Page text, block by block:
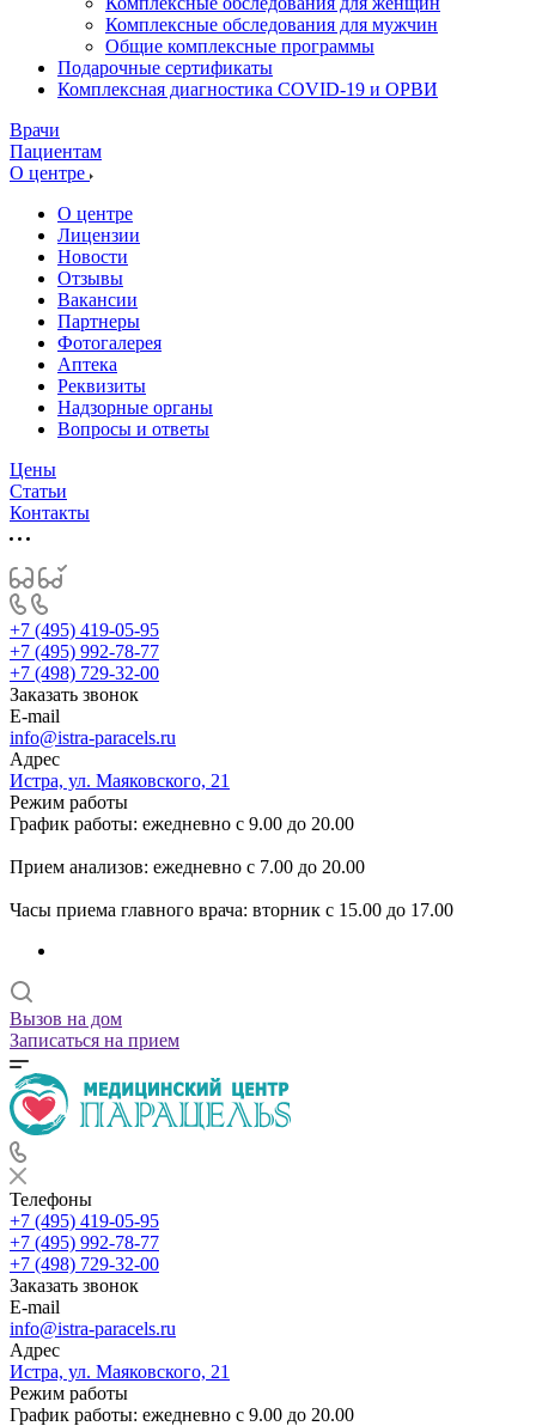
Комплексные обследования для мужчин
Общие комплексные программы
Подарочные сертификаты
Комплексная диагностика COVID-19 и ОРВИ
Врачи
Пациентам
О центре
О центре
Лицензии
Новости
Отзывы
Вакансии
Партнеры
Фотогалерея
Аптека
Реквизиты
Надзорные органы
Вопросы и ответы
Цены
Статьи
Контакты
+7 (495) 419-05-95
+7 (495) 992-78-77
+7 (498) 729-32-00
Заказать звонок
E-mail
info@istra-paracels.ru
Адрес
Истра, ул. Маяковского, 21
Режим работы
График работы: ежедневно с 9.00 до 20.00
Прием анализов: ежедневно с 7.00 до 20.00
Часы приема главного врача: вторник с 15.00 до 17.00
Вызов на дом
Записаться на прием
Телефоны
+7 (495) 419-05-95
+7 (495) 992-78-77
+7 (498) 729-32-00
Заказать звонок
E-mail
info@istra-paracels.ru
Адрес
Истра, ул. Маяковского, 21
Режим работы
График работы: ежедневно с 9.00 до 20.00